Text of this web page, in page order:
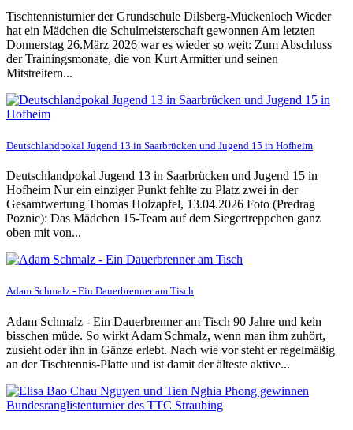
Tischtennisturnier der Grundschule Dilsberg-Mückenloch Wieder
hat ein Mädchen die Schulmeisterschaft gewonnen Am letzten
Donnerstag 26.März 2026 war es wieder so weit: Zum Abschluss
der Trainingsmonate, die von Kurt Armitter und seinen
Mitstreitern...
Deutschlandpokal Jugend 13 in Saarbrücken und Jugend 15 in Hofheim
Deutschlandpokal Jugend 13 in Saarbrücken und Jugend 15 in
Hofheim Nur ein einziger Punkt fehlte zu Platz zwei in der
Gesamtwertung Thomas Holzapfel, 13.04.2026 Foto (Predrag
Poznic): Das Mädchen 15-Team auf dem Siegertreppchen ganz
oben mit von...
Adam Schmalz - Ein Dauerbrenner am Tisch
Adam Schmalz - Ein Dauerbrenner am Tisch 90 Jahre und kein
bisschen müde. So wirkt Adam Schmalz, wenn man ihm zuhört,
zusieht oder ihn in Gänze erlebt. Nach wie vor steht er regelmäßig
an der Tischtennis-Platte und ist damit der älteste aktive...